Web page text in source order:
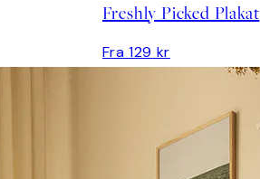
Freshly Picked Plakat
Fra 129 kr